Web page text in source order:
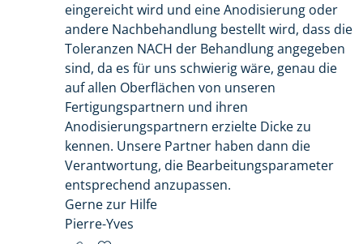
eingereicht wird und eine Anodisierung oder
andere Nachbehandlung bestellt wird, dass die
Toleranzen NACH der Behandlung angegeben
sind, da es für uns schwierig wäre, genau die
auf allen Oberflächen von unseren
Fertigungspartnern und ihren
Anodisierungspartnern erzielte Dicke zu
kennen. Unsere Partner haben dann die
Verantwortung, die Bearbeitungsparameter
entsprechend anzupassen.
Gerne zur Hilfe
Pierre-Yves